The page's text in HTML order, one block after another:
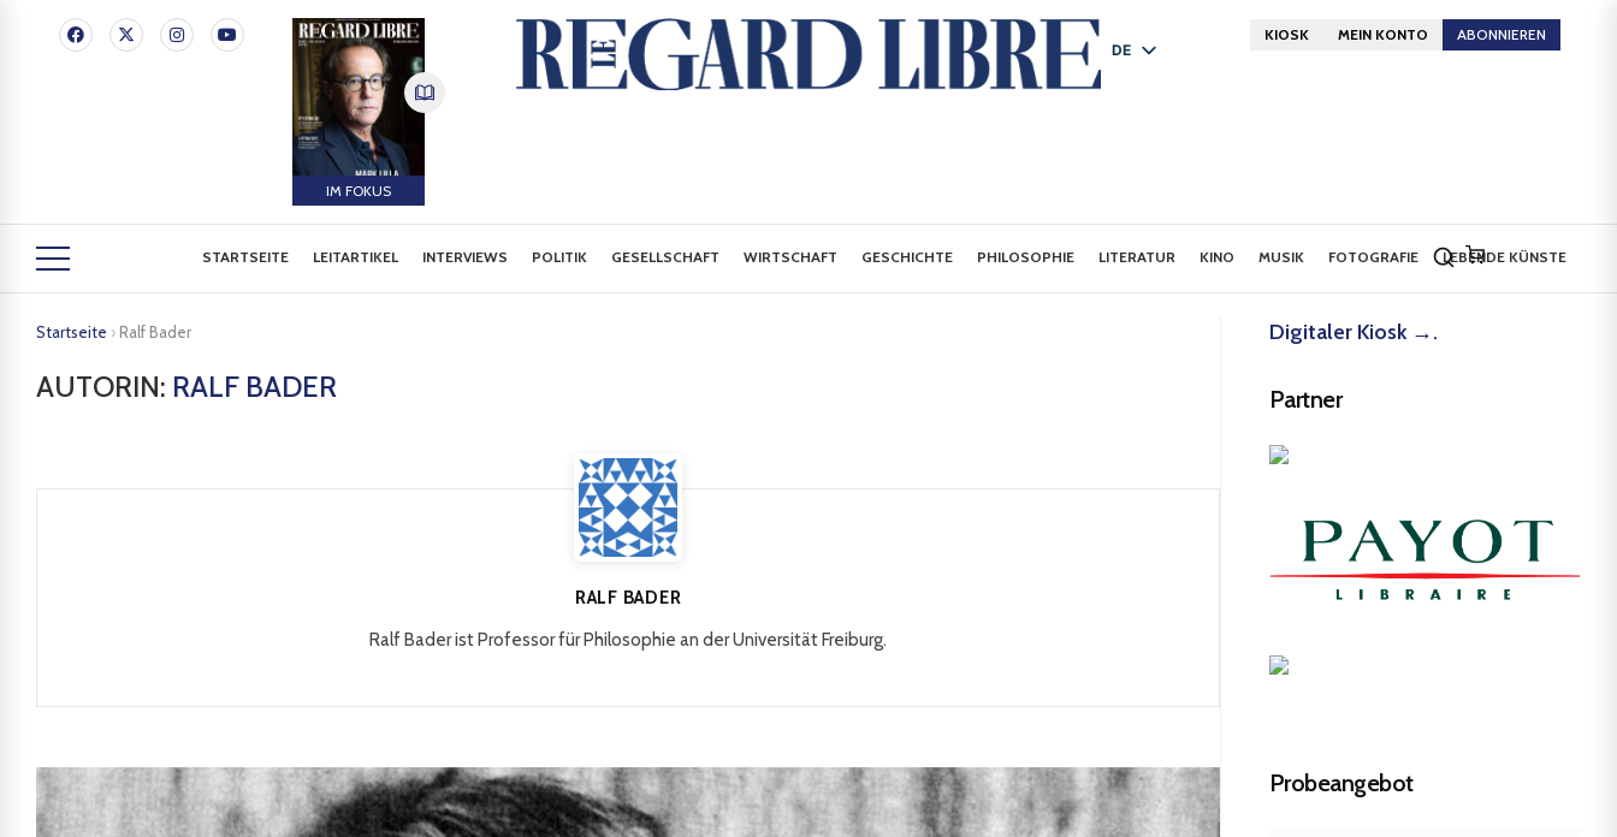
IM FOKUS
DE
KIOSK MEIN KONTO ABONNIEREN
STARTSEITE LEITARTIKEL INTERVIEWS POLITIK GESELLSCHAFT WIRTSCHAFT GESCHICHTE PHILOSOPHIE LITERATUR KINO MUSIK FOTOGRAFIE LEBENDE KÜNSTE
Startseite › Ralf Bader
AUTORIN: RALF BADER
RALF BADER
Ralf Bader ist Professor für Philosophie an der Universität Freiburg.
Digitaler Kiosk →.
Partner
Probeangebot